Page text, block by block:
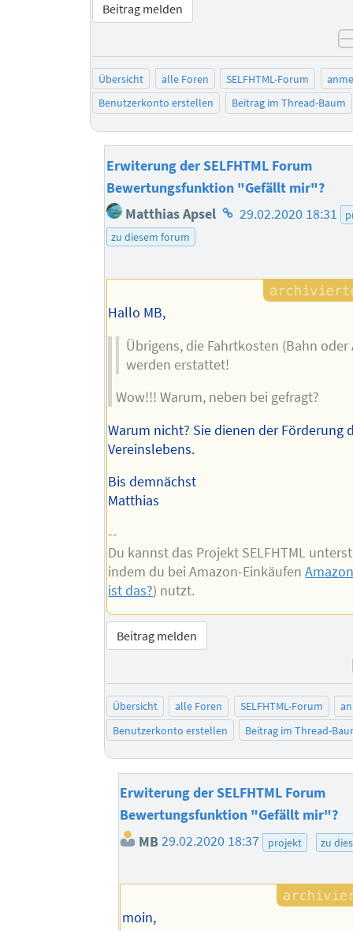
Beitrag melden
Übersicht alle Foren SELFHTML-Forum
Benutzerkonto erstellen
Beitrag im Thread-Baum
Erwiterung der SELFHTML Forum
Bewertungsfunktion "Gefällt mir"?
Matthias Apsel Homepage
29.02.2020 18:31
zu diesem forum
Hallo MB,
Übrigens, die Fahrtkosten (Bahn oder
werden erstattet!
Wow!!! Warum, neben bei gefragt?
Warum nicht? Sie dienen der Förderung
Vereinslebens.
Bis demnächst
Matthias
--
Du kannst das Projekt SELFHTML
indem du bei Amazon-Einkäufen
ist das?) nutzt.
Beitrag melden
Übersicht alle Foren SELFHTML-Forum
Benutzerkonto erstellen
Beitrag im Thread-
Erwiterung der SELFHTML Forum
Bewertungsfunktion "Gefällt mir"?
MB29.02.2020 18:37 projekt zu
moin,